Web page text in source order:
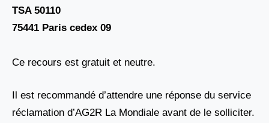
TSA 50110
75441 Paris cedex 09
Ce recours est gratuit et neutre.
Il est recommandé d’attendre une réponse du service
réclamation d’AG2R La Mondiale avant de le solliciter.